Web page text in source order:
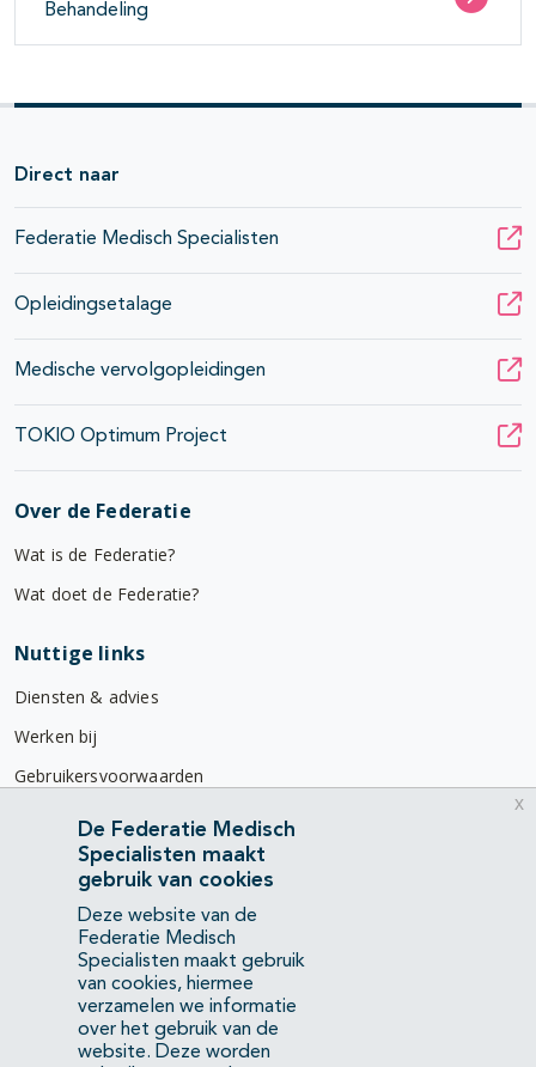
Behandeling
Direct naar
Federatie Medisch Specialisten
Opleidingsetalage
Medische vervolgopleidingen
TOKIO Optimum Project
Over de Federatie
Wat is de Federatie?
Wat doet de Federatie?
Nuttige links
Diensten & advies
Werken bij
Gebruikersvoorwaarden
Privacyverklaring
Contact
Mercatorlaan 1200
3528 BL Utrecht
(088) 505 34 34
info@richtlijnendatabase.nl
De Federatie Medisch
Specialisten maakt
gebruik van cookies
Deze website van de
Federatie Medisch
Specialisten maakt gebruik
van cookies, hiermee
verzamelen we informatie
over het gebruik van de
website. Deze worden
x